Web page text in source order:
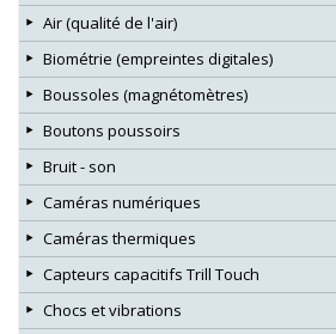
Air (qualité de l'air)
Biométrie (empreintes digitales)
Boussoles (magnétomètres)
Boutons poussoirs
Bruit - son
Caméras numériques
Caméras thermiques
Capteurs capacitifs Trill Touch
Chocs et vibrations